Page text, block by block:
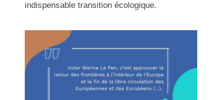
indispensable transition écologique.